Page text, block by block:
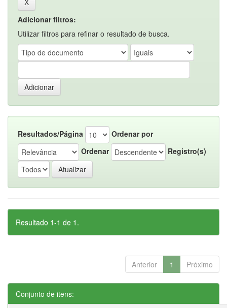
Adicionar filtros:
Utilizar filtros para refinar o resultado de busca.
Resultados/Página
Ordenar por
Ordenar
Registro(s)
Resultado 1-1 de 1.
Anterior 1 Próximo
Conjunto de itens: